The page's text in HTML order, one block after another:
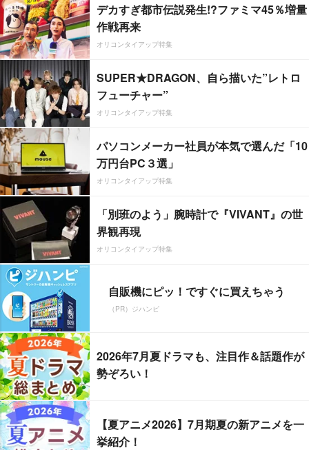
デカすぎ都市伝説発生!?ファミマ45％増量
作戦再来
オリコンタイアップ特集
SUPER★DRAGON、自ら描いた”レトロ
フューチャー”
オリコンタイアップ特集
パソコンメーカー社員が本気で選んだ「10
万円台PC３選」
オリコンタイアップ特集
「別班のよう」腕時計で『VIVANT』の世
界観再現
オリコンタイアップ特集
自販機にピッ！ですぐに買えちゃう
（PR）ジハンピ
2026年7月夏ドラマも、注目作＆話題作が
勢ぞろい！
【夏アニメ2026】7月期夏の新アニメを一
挙紹介！